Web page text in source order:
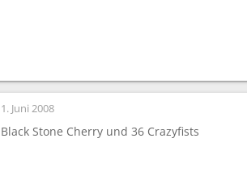
1. Juni 2008
Black Stone Cherry und 36 Crazyfists